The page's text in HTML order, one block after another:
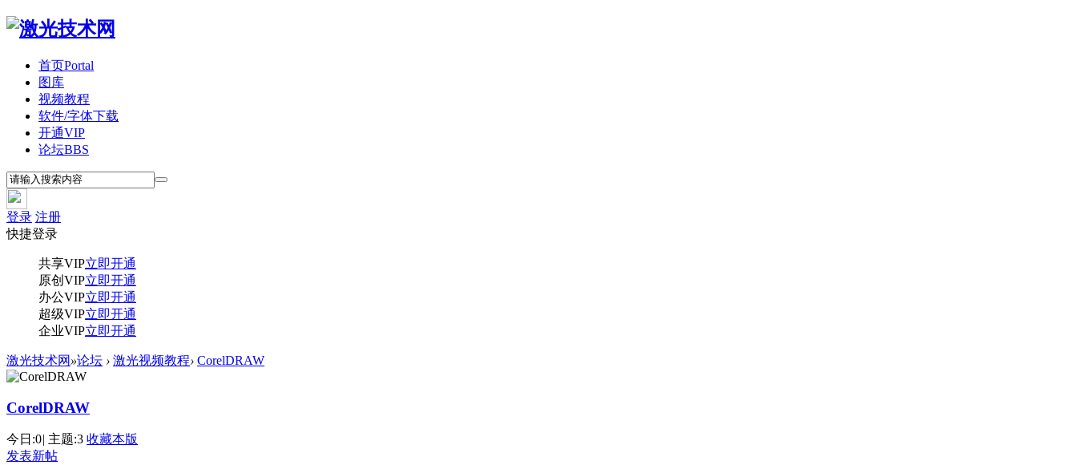
首页Portal
图库
视频教程
软件/字体下载
开通VIP
论坛BBS
登录 注册
快捷登录
共享VIP立即开通
原创VIP立即开通
办公VIP立即开通
超级VIP立即开通
企业VIP立即开通
激光技术网 »论坛 › 激光视频教程› CorelDRAW
CorelDRAW
今日:0| 主题:3 收藏本版
发表新帖